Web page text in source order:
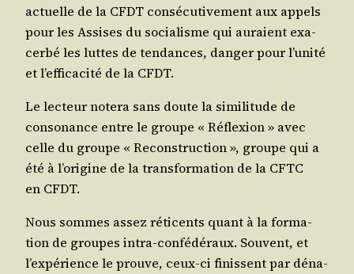
actuelle de la CFDT consé­cu­ti­ve­ment aux appels
pour les Assises du socia­lisme qui auraient exa­
cer­bé les luttes de ten­dances, dan­ger pour l’unité
et l’efficacité de la CFDT.
Le lec­teur note­ra sans doute la simi­li­tude de
conso­nance entre le groupe « Réflexion » avec
celle du groupe « Recons­truc­tion », groupe qui a
été à l’origine de la trans­for­ma­tion de la CFTC
en CFDT.
Nous sommes assez réti­cents quant à la for­ma­
tion de groupes intra-confé­dé­raux. Sou­vent, et
l’expérience le prouve, ceux-ci finissent par déna­